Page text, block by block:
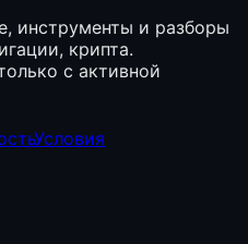
инструменты и разборы
крипта.
с активной
Условия